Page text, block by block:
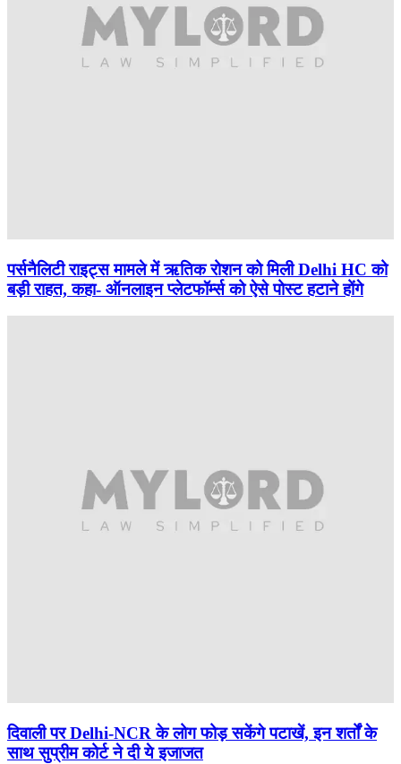
पर्सनैलिटी राइट्स मामले में ऋतिक रोशन को मिली Delhi HC को
बड़ी राहत, कहा- ऑनलाइन प्लेटफॉर्म्स को ऐसे पोस्ट हटाने होंगे
दिवाली पर Delhi-NCR के लोग फोड़ सकेंगे पटाखें, इन शर्तों के
साथ सुप्रीम कोर्ट ने दी ये इजाजत